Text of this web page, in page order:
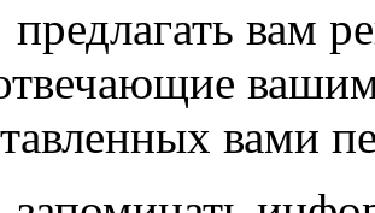
вам
вами